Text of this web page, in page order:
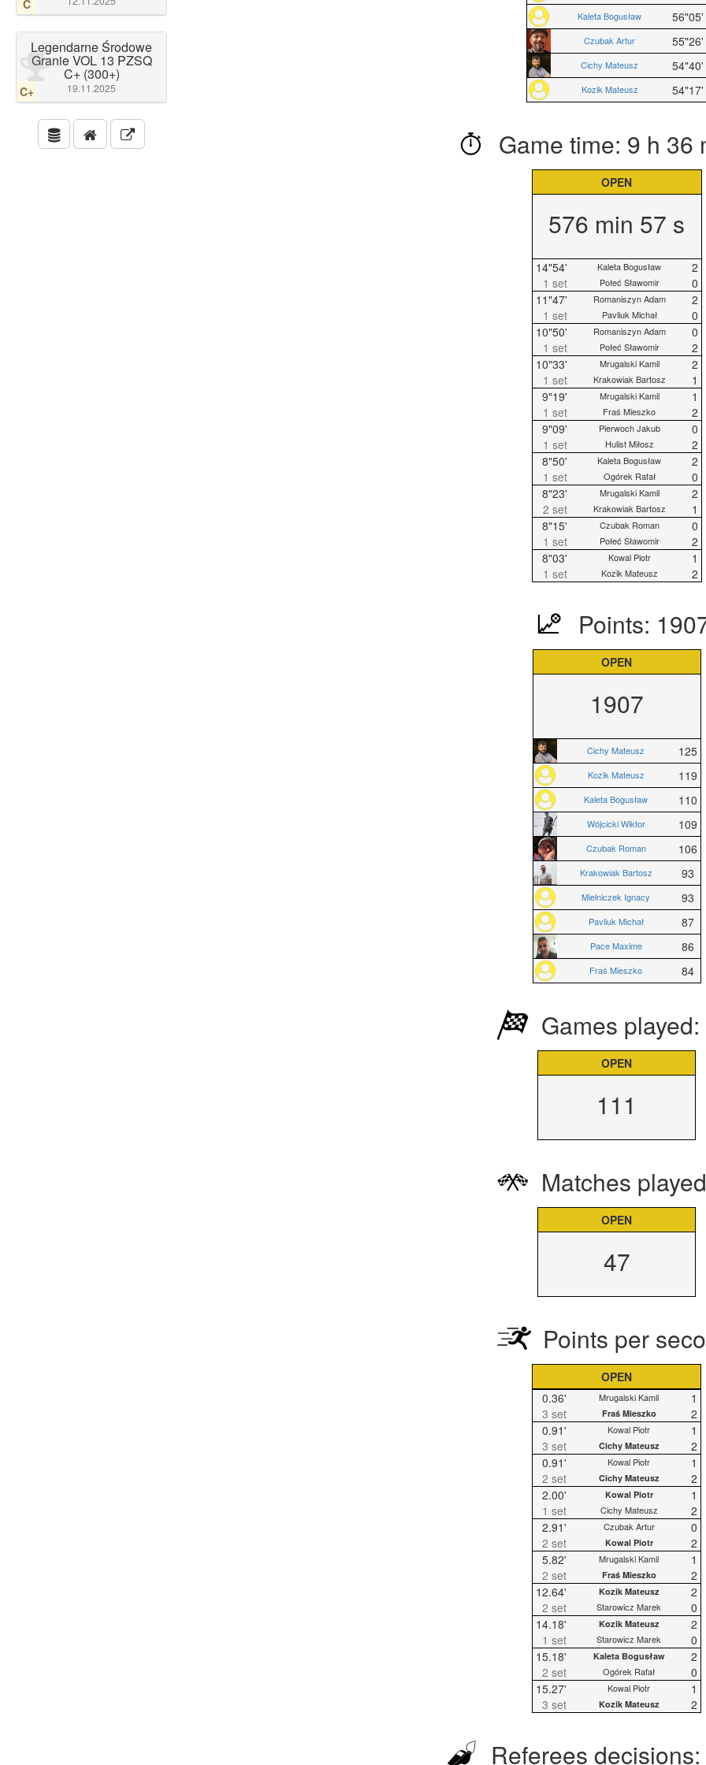
C
C+
Legendarne Środowe
Granie VOL 13 PZSQ
C+ (300+)
19.11.2025
Kaleta Bogusław 56"05'
Czubak Artur 55"26'
Cichy Mateusz 54"40'
Kozik Mateusz 54"17'
Game time: 9 h 36
OPEN
576 min 57 s
14"54'
1 set
Kaleta Bogusław 2
Połeć Sławomir
0
11"47'
1 set
Romaniszyn Adam 2
Pavliuk Michał
0
10"50'
1 set
Romaniszyn Adam 0
Połeć Sławomir
2
10"33'
1 set
Mrugalski Kamil 2
Krakowiak Bartosz
1
9"19'
1 set
Mrugalski Kamil 1
Fraś Mieszko
2
9"09'
1 set
Pierwoch Jakub 0
Hulist Miłosz
2
8"50'
1 set
Kaleta Bogusław 2
Ogórek Rafał
0
8"23'
2 set
Mrugalski Kamil 2
Krakowiak Bartosz
1
8"15'
1 set
Czubak Roman 0
Połeć Sławomir
2
8"03'
1 set
Kowal Piotr 1
Kozik Mateusz 2
Points:
OPEN
1907
Cichy Mateusz 125
Kozik Mateusz 119
Kaleta Bogusław 110
Wójcicki Wiktor 109
Czubak Roman 106
Krakowiak Bartosz 93
Mielniczek Ignacy 93
Pavliuk Michał 87
Pace Maxime 86
Fraś Mieszko 84
Games played:
OPEN
111
Matches
OPEN
47
Points per
OPEN
0.36'
3 set
Mrugalski Kamil 1
Fraś Mieszko
2
0.91'
3 set
Kowal Piotr 1
Cichy Mateusz
2
0.91'
2 set
Kowal Piotr 1
Cichy Mateusz
2
2.00'
1 set
Kowal Piotr 1
Cichy Mateusz
2
2.91'
2 set
Czubak Artur 0
Kowal Piotr
2
5.82'
2 set
Mrugalski Kamil 1
Fraś Mieszko
2
12.64'
2 set
Kozik Mateusz 2
Starowicz Marek
0
14.18'
1 set
Kozik Mateusz 2
Starowicz Marek
0
15.18'
2 set
Kaleta Bogusław 2
Ogórek Rafał
0
15.27'
3 set
Kowal Piotr 1
Kozik Mateusz 2
Referees